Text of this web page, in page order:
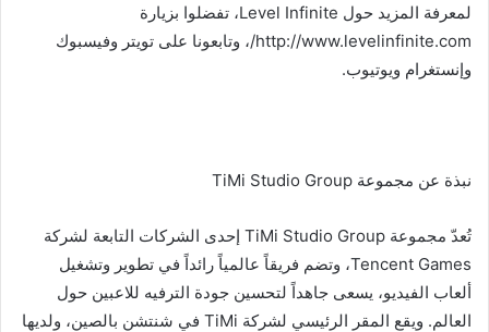
لمعرفة المزيد حول Level Infinite، تفضلوا بزيارة
http://www.levelinfinite.com/، وتابعونا على تويتر وفيسبوك
وإنستغرام ويوتيوب.
نبذة عن مجموعة TiMi Studio Group
تُعدّ مجموعة TiMi Studio Group إحدى الشركات التابعة لشركة
Tencent Games، وتضم فريقاً عالمياً رائداً في تطوير وتشغيل
ألعاب الفيديو، يسعى جاهداً لتحسين جودة الترفيه للاعبين حول
العالم. ويقع المقر الرئيسي لشركة TiMi في شنتشن بالصين، ولديها